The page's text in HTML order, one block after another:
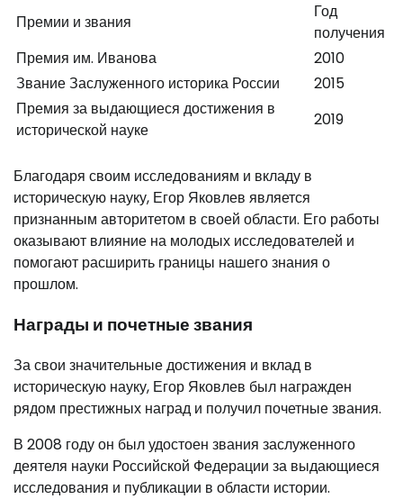
Премии и звания
Год
получения
Премия им. Иванова
2010
Звание Заслуженного историка России
2015
Премия за выдающиеся достижения в
исторической науке
2019
Благодаря своим исследованиям и вкладу в
историческую науку, Егор Яковлев является
признанным авторитетом в своей области. Его работы
оказывают влияние на молодых исследователей и
помогают расширить границы нашего знания о
прошлом.
Награды и почетные звания
За свои значительные достижения и вклад в
историческую науку, Егор Яковлев был награжден
рядом престижных наград и получил почетные звания.
В 2008 году он был удостоен звания заслуженного
деятеля науки Российской Федерации за выдающиеся
исследования и публикации в области истории.